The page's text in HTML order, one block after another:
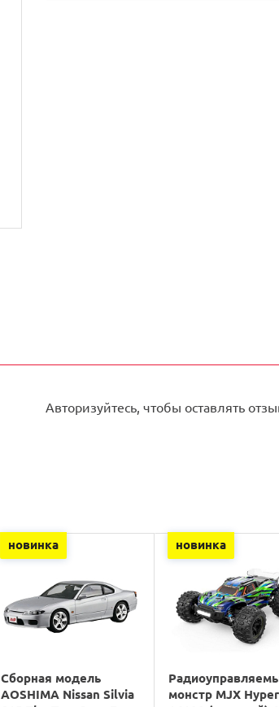
Авторизуйтесь, чтобы оставлять
новинка
Сборная модель
AOSHIMA Nissan Silvia
новинка
монстр MJX